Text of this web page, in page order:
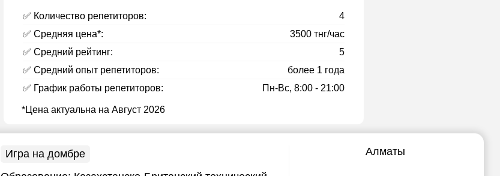
✅ Количество репетиторов:
4
✅ Средняя цена*:
3500 тнг/час
✅ Средний рейтинг:
5
✅ Средний опыт репетиторов:
более 1 года
✅ График работы репетиторов:
Пн-Вс, 8:00 - 21:00
*Цена актуальна на Август 2026
Игра на домбре
Алматы